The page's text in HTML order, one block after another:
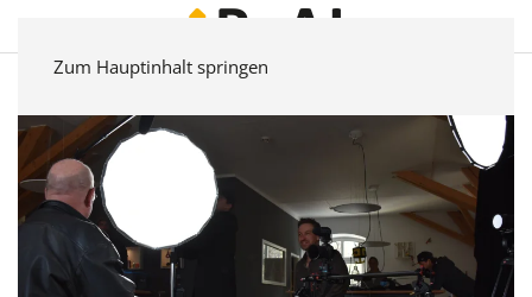
Zum Hauptinhalt springen